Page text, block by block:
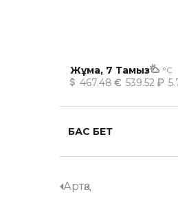
Жұма, 7 Тамыз °C
467.48 539.52
БАС БЕТ
Артқа